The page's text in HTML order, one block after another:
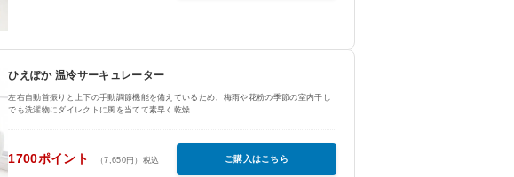
ひえぽか 温冷サーキュレーター
左右自動首振りと上下の手動調節機能を備えているため、梅雨や花粉の季節の室内干し
でも洗濯物にダイレクトに風を当てて素早く乾燥
1700ポイント （7,650円）税込 ご購入はこちら